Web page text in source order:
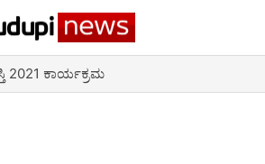
2021 ಕಾರ್ಯಕ್ರಮ